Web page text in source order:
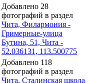
Добавлено 28
фотографий в раздел
Чита, Филармония -
Гримерные-улица
Бутина, 51, Чита -
52.036131, 113.500775
Добавлено 118
фотографий в раздел
Чита, Сталинская школа